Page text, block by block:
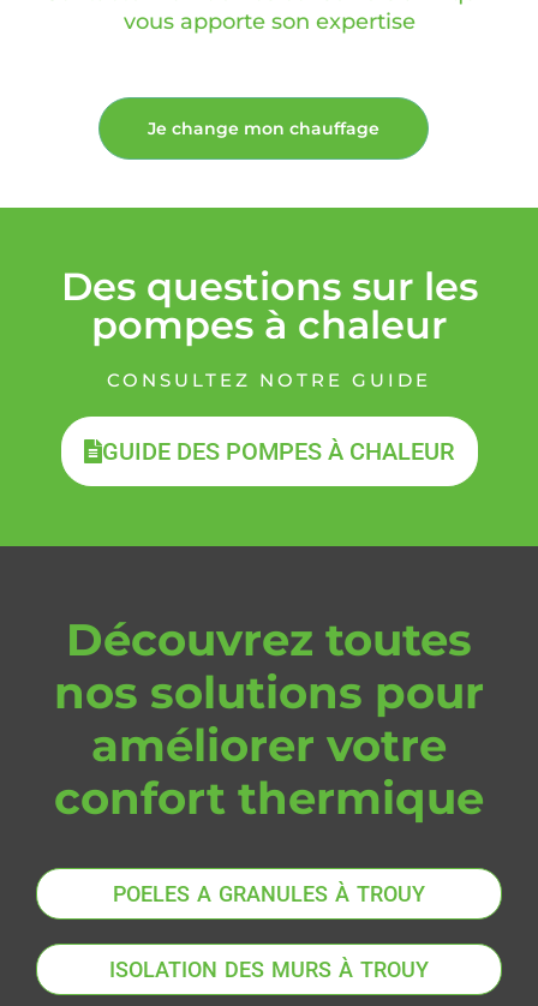
vous apporte son expertise
Je change mon chauffage
Des questions sur les
pompes à chaleur
CONSULTEZ NOTRE GUIDE
GUIDE DES POMPES À CHALEUR
Découvrez toutes
nos solutions pour
améliorer votre
confort thermique
POELES A GRANULES À TROUY
ISOLATION DES MURS À TROUY